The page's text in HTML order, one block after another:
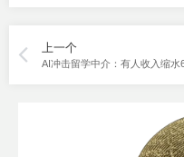
上一个